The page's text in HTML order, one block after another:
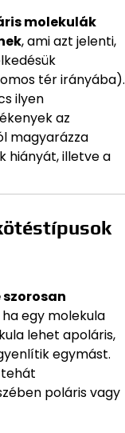
molekulák
, ami azt jelenti,
tér irányába).
ilyen
az
magyarázza
hiányát, illetve a
ha egy molekula
lehet apoláris,
egymást.
poláris vagy